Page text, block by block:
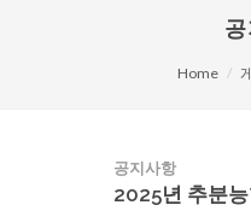
Home
공지사항
2025년 추분